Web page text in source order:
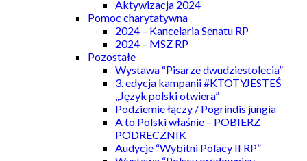
Aktywizacja 2024
Pomoc charytatywna
2024 – Kancelaria Senatu RP
2024 – MSZ RP
Pozostałe
Wystawa “Pisarze dwudziestolecia”
3. edycja kampanii #KTOTYJESTEŚ
„Język polski otwiera”
Podziemie łączy / Pogrindis jungia
A to Polski właśnie – POBIERZ
PODRECZNIK
Audycje “Wybitni Polacy II RP”